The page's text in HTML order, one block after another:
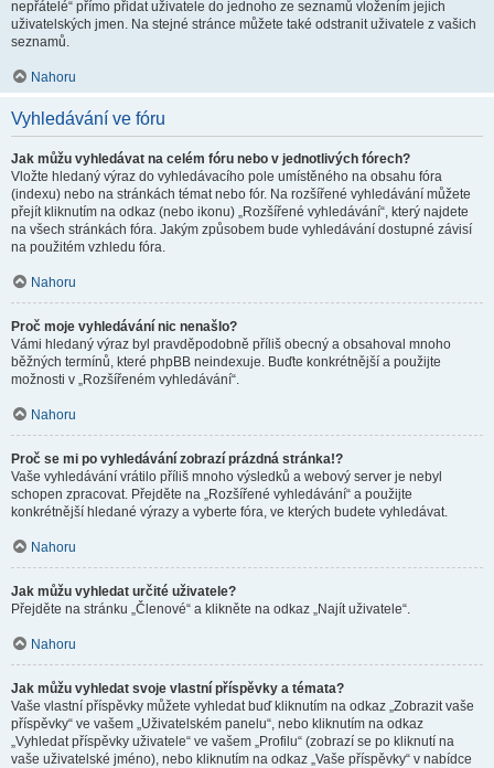
nepřátelé“ přímo přidat uživatele do jednoho ze seznamů vložením jejich
uživatelských jmen. Na stejné stránce můžete také odstranit uživatele z vašich
seznamů.
Nahoru
Vyhledávání ve fóru
Jak můžu vyhledávat na celém fóru nebo v jednotlivých fórech?
Vložte hledaný výraz do vyhledávacího pole umístěného na obsahu fóra
(indexu) nebo na stránkách témat nebo fór. Na rozšířené vyhledávání můžete
přejít kliknutím na odkaz (nebo ikonu) „Rozšířené vyhledávání“, který najdete
na všech stránkách fóra. Jakým způsobem bude vyhledávání dostupné závisí
na použitém vzhledu fóra.
Nahoru
Proč moje vyhledávání nic nenašlo?
Vámi hledaný výraz byl pravděpodobně příliš obecný a obsahoval mnoho
běžných termínů, které phpBB neindexuje. Buďte konkrétnější a použijte
možnosti v „Rozšířeném vyhledávání“.
Nahoru
Proč se mi po vyhledávání zobrazí prázdná stránka!?
Vaše vyhledávání vrátilo příliš mnoho výsledků a webový server je nebyl
schopen zpracovat. Přejděte na „Rozšířené vyhledávání“ a použijte
konkrétnější hledané výrazy a vyberte fóra, ve kterých budete vyhledávat.
Nahoru
Jak můžu vyhledat určité uživatele?
Přejděte na stránku „Členové“ a klikněte na odkaz „Najít uživatele“.
Nahoru
Jak můžu vyhledat svoje vlastní příspěvky a témata?
Vaše vlastní příspěvky můžete vyhledat buď kliknutím na odkaz „Zobrazit vaše
příspěvky“ ve vašem „Uživatelském panelu“, nebo kliknutím na odkaz
„Vyhledat příspěvky uživatele“ ve vašem „Profilu“ (zobrazí se po kliknutí na
vaše uživatelské jméno), nebo kliknutím na odkaz „Vaše příspěvky“ v nabídce